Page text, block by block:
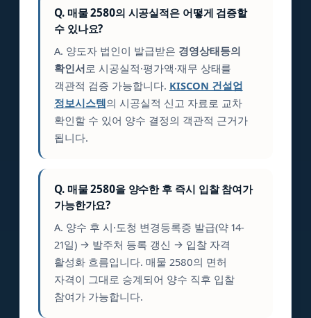
Q. 매물 2580의 시공실적은 어떻게 검증할
수 있나요?
A. 양도자 법인이 발급받은 경영상태등의
확인서로 시공실적·평가액·재무 상태를
객관적 검증 가능합니다. KISCON 건설업
정보시스템의 시공실적 신고 자료로 교차
확인할 수 있어 양수 결정의 객관적 근거가
됩니다.
Q. 매물 2580을 양수한 후 즉시 입찰 참여가
가능한가요?
A. 양수 후 시·도청 변경등록증 발급(약 14-
21일) → 발주처 등록 갱신 → 입찰 자격
활성화 흐름입니다. 매물 2580의 면허
자격이 그대로 승계되어 양수 직후 입찰
참여가 가능합니다.